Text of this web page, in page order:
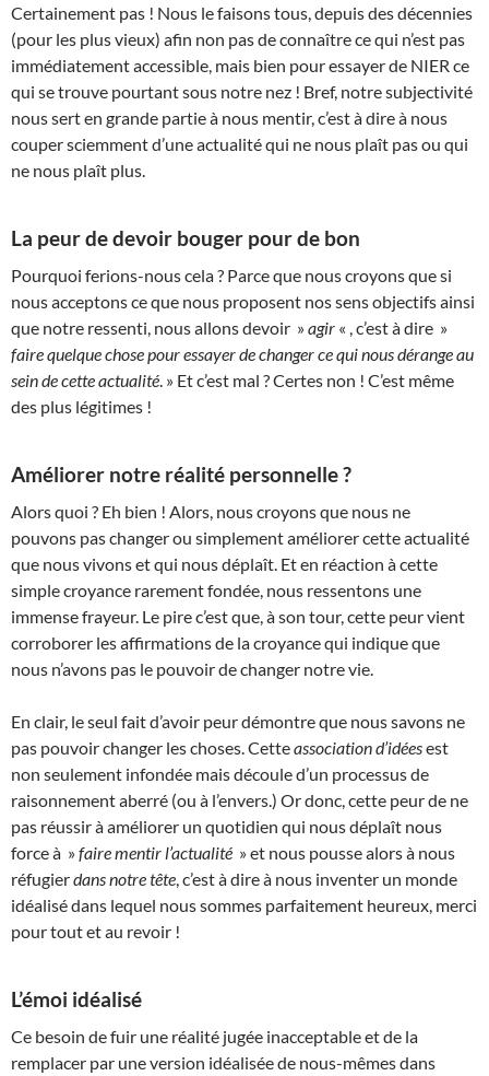
Certainement pas ! Nous le faisons tous, depuis des décennies
(pour les plus vieux) afin non pas de connaître ce qui n’est pas
immédiatement accessible, mais bien pour essayer de NIER ce
qui se trouve pourtant sous notre nez ! Bref, notre subjectivité
nous sert en grande partie à nous mentir, c’est à dire à nous
couper sciemment d’une actualité qui ne nous plaît pas ou qui
ne nous plaît plus.
La peur de devoir bouger pour de bon
Pourquoi ferions-nous cela ? Parce que nous croyons que si
nous acceptons ce que nous proposent nos sens objectifs ainsi
que notre ressenti, nous allons devoir »agir « , c’est à dire »
faire quelque chose pour essayer de changer ce qui nous dérange au
sein de cette actualité . » Et c’est mal ? Certes non ! C’est même
des plus légitimes !
Améliorer notre réalité personnelle ?
Alors quoi ? Eh bien ! Alors, nous croyons que nous ne
pouvons pas changer ou simplement améliorer cette actualité
que nous vivons et qui nous déplaît. Et en réaction à cette
simple croyance rarement fondée, nous ressentons une
immense frayeur. Le pire c’est que, à son tour, cette peur vient
corroborer les affirmations de la croyance qui indique que
nous n’avons pas le pouvoir de changer notre vie.
En clair, le seul fait d’avoir peur démontre que nous savons ne
pas pouvoir changer les choses. Cetteassociation d’idéesest
non seulement infondée mais découle d’un processus de
raisonnement aberré (ou à l’envers.) Or donc, cette peur de ne
pas réussir à améliorer un quotidien qui nous déplaît nous
force à »faire mentir l’actualité » et nous pousse alors à nous
réfugierdans notre tête , c’est à dire à nous inventer un monde
idéalisé dans lequel nous sommes parfaitement heureux, merci
pour tout et au revoir !
L’émoi idéalisé
Ce besoin de fuir une réalité jugée inacceptable et de la
remplacer par une version idéalisée de nous-mêmes dans